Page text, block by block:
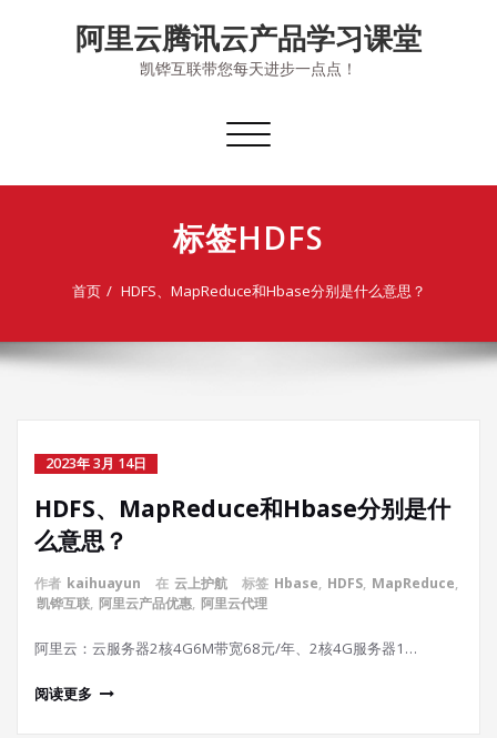
阿里云腾讯云产品学习课堂
凯铧互联带您每天进步一点点！
切
导
标签HDFS
首页 HDFS、MapReduce和Hbase分别是什么意思？
2023年 3月 14日
HDFS、MapReduce和Hbase分别是什
么意思？
作者 kaihuayun 在 云上护航 标签 Hbase, HDFS, MapReduce,
凯铧互联, 阿里云产品优惠, 阿里云代理
阿里云：云服务器2核4G6M带宽68元/年、2核4G服务器1…
阅读更多